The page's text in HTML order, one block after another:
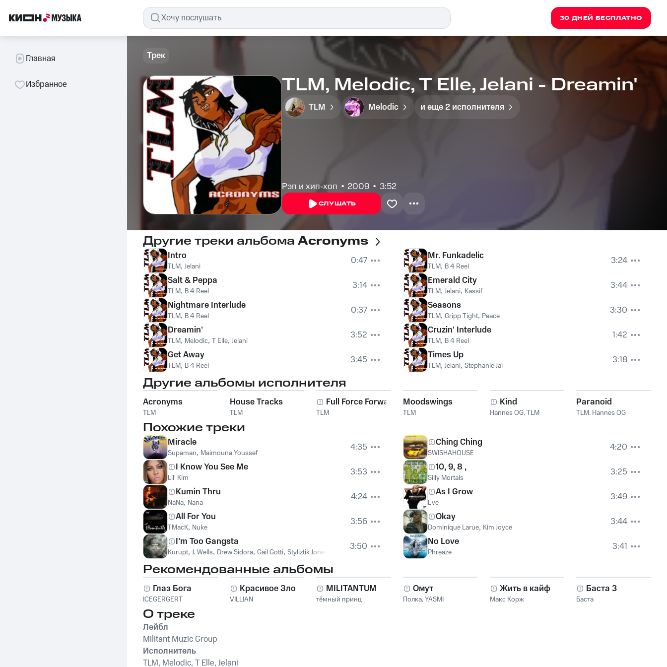
30 ДНЕЙ БЕСПЛАТНО
Главная
Избранное
Трек
TLM, Melodic, T Elle, Jelani - Dreamin'
TLM Melodic и еще 2 исполнителя
Рэп и хип-хоп 2009 3:52
СЛУШАТЬ
Другие треки альбома Acronyms
Intro
TLM, Jelani
0:47
Salt & Peppa
TLM, B 4 Reel
3:14
Nightmare Interlude
TLM, B 4 Reel
0:37
Dreamin'
TLM, Melodic, T Elle, Jelani
3:52
Get Away
TLM, B 4 Reel 3:45
Mr. Funkadelic
TLM, B 4 Reel
3:24
Emerald City
TLM, Jelani, Kassif
3:44
Seasons
TLM, Gripp Tight, Peace
3:30
Cruzin' Interlude
TLM, B 4 Reel
1:42
Times Up
TLM, Jelani, Stephanie Jai 3:18
Другие альбомы исполнителя
Acronyms
TLM
House Tracks
TLM
Full Force Forward
TLM
Moodswings
TLM
Kind
Hannes OG,TLM
Paranoid
TLM, Hannes OG
Похожие треки
Miracle
Supaman, Maimouna Youssef
4:35
I Know You See Me
Lil' Kim
3:53
Kumin Thru
NaNa, Nana
4:24
All For You
TMacK, Nuke
3:56
I'm Too Gangsta
Kurupt, J. Wells, Drew Sidora, Gail Gotti, Styliztik Jones 3:50
Ching Ching
SWISHAHOUSE
4:20
10, 9, 8 ,
Silly Mortals
3:25
As I Grow
Eve
3:49
Okay
Dominique Larue, Kim Joyce
3:44
No Love
Phreaze 3:41
Рекомендованные альбомы
Глаз Бога
ICEGERGERT
Красивое Зло
VILLIAN
MILITANTUM
тёмный принц
Омут
Полка,YASMI
Жить в кайф
Макс Корж
Баста 3
Баста
О треке
Лейбл
Militant Muzic Group
Исполнитель
TLM, Melodic, T Elle, Jelani